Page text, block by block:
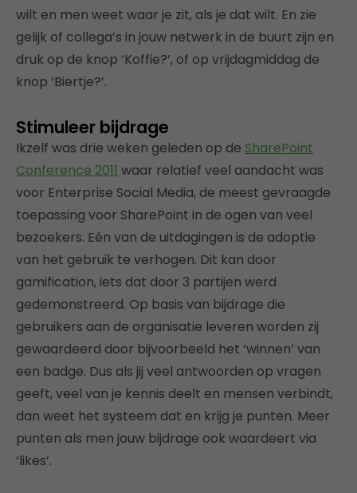
wilt en men weet waar je zit, als je dat wilt. En zie
gelijk of collega’s in jouw netwerk in de buurt zijn en
druk op de knop ‘Koffie?’, of op vrijdagmiddag de
knop ‘Biertje?’.
Stimuleer bijdrage
Ikzelf was drie weken geleden op de SharePoint
Conference 2011 waar relatief veel aandacht was
voor Enterprise Social Media, de meest gevraagde
toepassing voor SharePoint in de ogen van veel
bezoekers. Eén van de uitdagingen is de adoptie
van het gebruik te verhogen. Dit kan door
gamification, iets dat door 3 partijen werd
gedemonstreerd. Op basis van bijdrage die
gebruikers aan de organisatie leveren worden zij
gewaardeerd door bijvoorbeeld het ‘winnen’ van
een badge. Dus als jij veel antwoorden op vragen
geeft, veel van je kennis deelt en mensen verbindt,
dan weet het systeem dat en krijg je punten. Meer
punten als men jouw bijdrage ook waardeert via
‘likes’.